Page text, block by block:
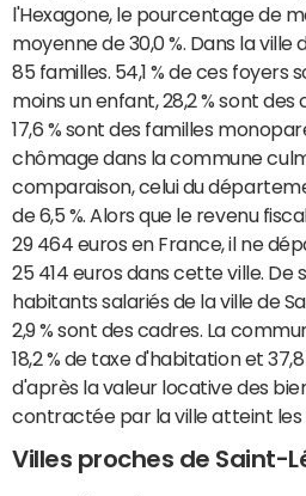
l'Hexagone, le pourcentage de
moyenne de 30,0 %. Dans la
85 familles. 54,1 % de ces foyers
moins un enfant, 28,2 % sont
17,6 % sont des familles
chômage dans la commune
comparaison, celui du
de 6,5 %. Alors que le revenu
29 464 euros en France, il ne
25 414 euros dans cette ville. De
habitants salariés de la ville de
2,9 % sont des cadres. La
18,2 % de taxe d'habitation et
d'après la valeur locative des
contractée par la ville atteint
Villes proches de Saint-